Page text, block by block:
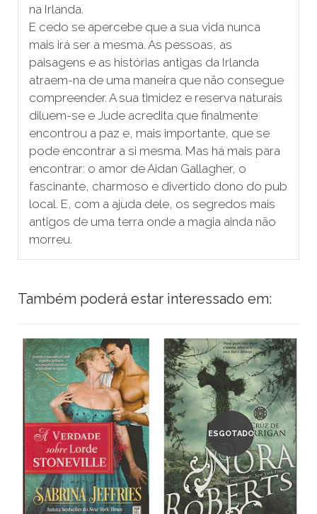
na Irlanda.
E cedo se apercebe que a sua vida nunca
mais irá ser a mesma. As pessoas, as
paisagens e as histórias antigas da Irlanda
atraem-na de uma maneira que não consegue
compreender. A sua timidez e reserva naturais
diluem-se e Jude acredita que finalmente
encontrou a paz e, mais importante, que se
pode encontrar a si mesma. Mas há mais para
encontrar: o amor de Aidan Gallagher, o
fascinante, charmoso e divertido dono do pub
local. E, com a ajuda dele, os segredos mais
antigos de uma terra onde a magia ainda não
morreu.
Também poderá estar interessado em:
ESGOTADO